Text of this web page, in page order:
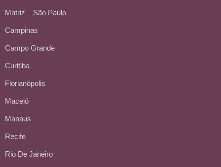
Matriz – São Paulo
Campinas
Campo Grande
Curitiba
Florianópolis
Maceió
Manaus
Recife
Rio De Janeiro